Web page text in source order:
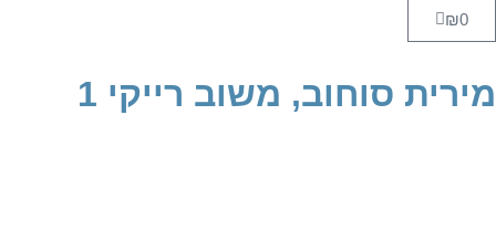
₪0
מירית סוחוב, משוב רייקי 1